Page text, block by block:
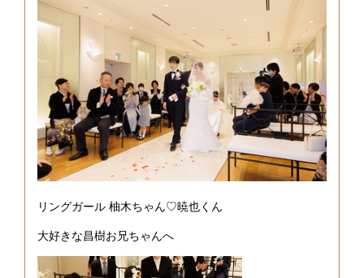
リングガール 柚木ちゃん♡暁也くん
大好きな昌樹お兄ちゃんへ